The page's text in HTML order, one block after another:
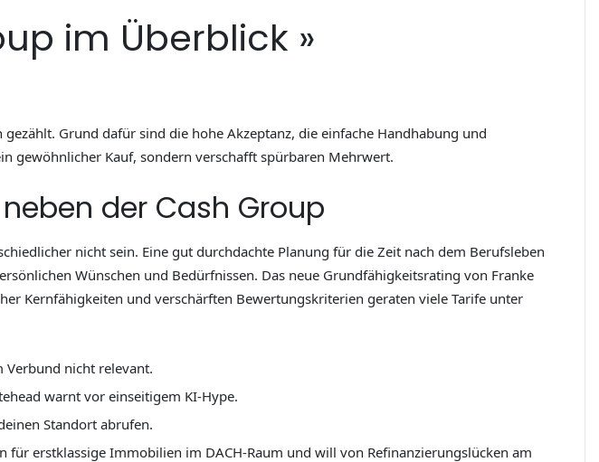
im Überblick »
Grund dafür sind die hohe Akzeptanz, die einfache Handhabung und
gewöhnlicher Kauf, sondern verschafft spürbaren Mehrwert.
der Cash Group
nicht sein. Eine gut durchdachte Planung für die Zeit nach dem Berufsleben
Wünschen und Bedürfnissen. Das neue Grundfähigkeitsrating von Franke
Kernfähigkeiten und verschärften Bewertungskriterien geraten viele Tarife unter
Verbund nicht relevant.
warnt vor einseitigem KI-Hype.
Standort abrufen.
für erstklassige Immobilien im DACH-Raum und will von Refinanzierungslücken am